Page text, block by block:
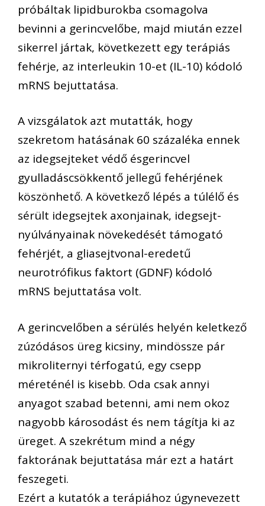
próbáltak lipidburokba csomagolva
bevinni a gerincvelőbe, majd miután ezzel
sikerrel jártak, következett egy terápiás
fehérje, az interleukin 10-et (IL-10) kódoló
mRNS bejuttatása.
A vizsgálatok azt mutatták, hogy
szekretom hatásának 60 százaléka ennek
az idegsejteket védő ésgerincvel
gyulladáscsökkentő jellegű fehérjének
köszönhető. A következő lépés a túlélő és
sérült idegsejtek axonjainak, idegsejt-
nyúlványainak növekedését támogató
fehérjét, a gliasejtvonal-eredetű
neurotrófikus faktort (GDNF) kódoló
mRNS bejuttatása volt.
A gerincvelőben a sérülés helyén keletkező
zúzódásos üreg kicsiny, mindössze pár
mikroliternyi térfogatú, egy csepp
méreténél is kisebb. Oda csak annyi
anyagot szabad betenni, ami nem okoz
nagyobb károsodást és nem tágítja ki az
üreget. A szekrétum mind a négy
faktorának bejuttatása már ezt a határt
feszegeti.
Ezért a kutatók a terápiához úgynevezett